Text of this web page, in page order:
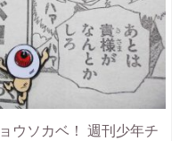
ウソカベ！ 週刊少年チ